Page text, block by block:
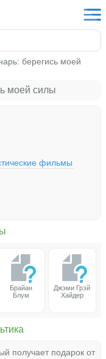
берегись моей
моей силы
фильмы
Брайан
Блум
Джэми Грэй
Хайдер
получает подарок от